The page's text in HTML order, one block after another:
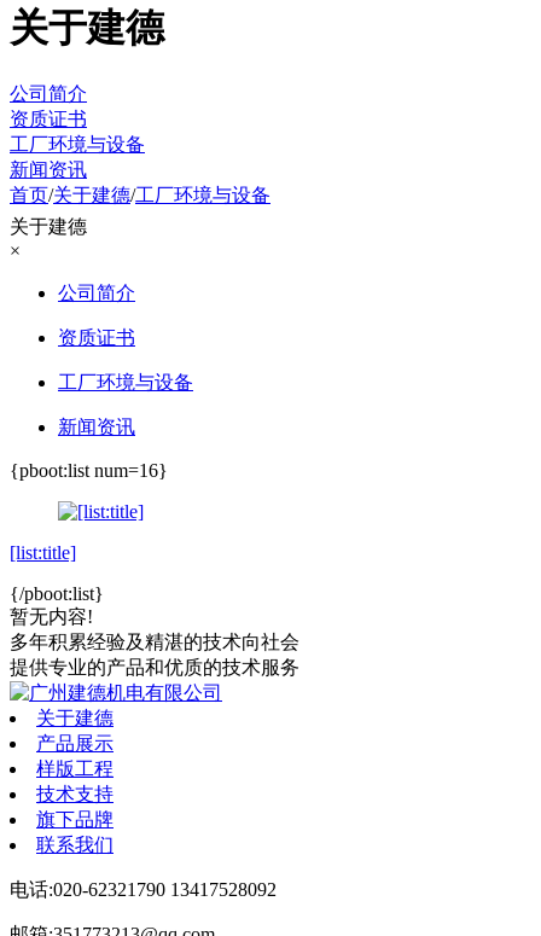
关于建德
公司简介
资质证书
工厂环境与设备
新闻资讯
首页/关于建德/工厂环境与设备
关于建德
×
公司简介
资质证书
工厂环境与设备
新闻资讯
{pboot:list num=16}
[list:title]
{/pboot:list}
暂无内容!
多年积累经验及精湛的技术向社会
提供专业的产品和优质的技术服务
关于建德
产品展示
样版工程
技术支持
旗下品牌
联系我们
电话:020-62321790 13417528092